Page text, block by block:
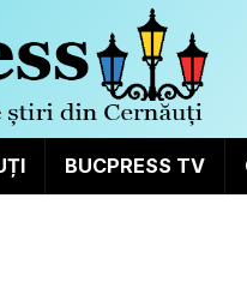
BUCPRESS TV